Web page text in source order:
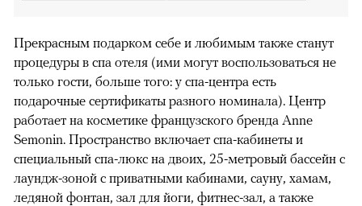
Прекрасным подарком себе и любимым также станут
процедуры в спа отеля (ими могут воспользоваться не
только гости, больше того: у спа-центра есть
подарочные сертификаты разного номинала). Центр
работает на косметике французского бренда Anne
Semonin. Пространство включает спа-кабинеты и
специальный спа-люкс на двоих, 25-метровый бассейн с
лаундж-зоной с приватными кабинами, сауну, хамам,
ледяной фонтан, зал для йоги, фитнес-зал, а также